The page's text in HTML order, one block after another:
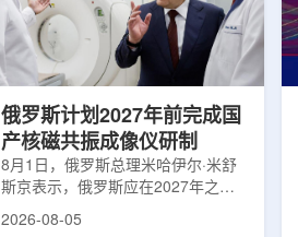
于前列腺癌、神经内分泌肿瘤等疾病
相关放射性药物。此前，韩国所需
Lu-177完全依赖进口。由于其半衰
期约为6.6天，从生产、运输到药物
俄罗斯计划2027年前完成国
产核磁共振成像仪研制
8月1日，俄罗斯总理米哈伊尔·米舒
斯京表示，俄罗斯应在2027年之前
完成国产核磁共振成像仪的研制工
2026-08-05